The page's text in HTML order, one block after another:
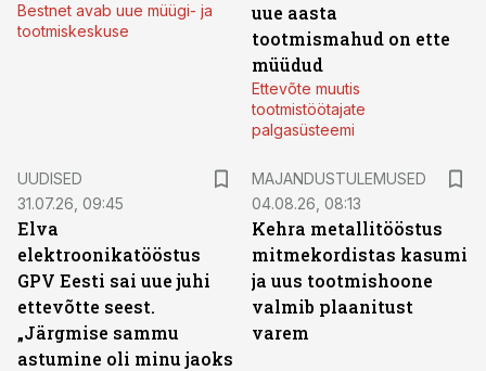
Bestnet avab uue müügi- ja
tootmiskeskuse
uue aasta
tootmismahud on ette
müüdud
Ettevõte muutis
tootmistöötajate
palgasüsteemi
UUDISED
31.07.26, 09:45
Elva
elektroonikatööstus
GPV Eesti sai uue juhi
ettevõtte seest.
„Järgmise sammu
astumine oli minu jaoks
MAJANDUSTULEMUSED
04.08.26, 08:13
Kehra metallitööstus
mitmekordistas kasumi
ja uus tootmishoone
valmib plaanitust
varem